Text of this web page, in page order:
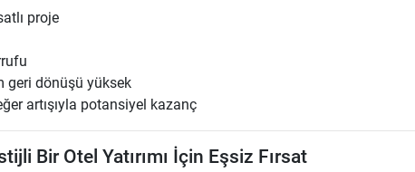
proje
geri dönüşü yüksek
artışıyla potansiyel kazanç
Bir Otel Yatırımı İçin Eşsiz Fırsat